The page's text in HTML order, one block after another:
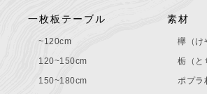
一枚板テーブル
~120cm
120~150cm
150~180cm
素材
欅（け
栃（と
ポプラ